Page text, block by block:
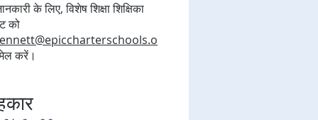
के लिए, विशेष शिक्षा शिक्षिका
को
करें।